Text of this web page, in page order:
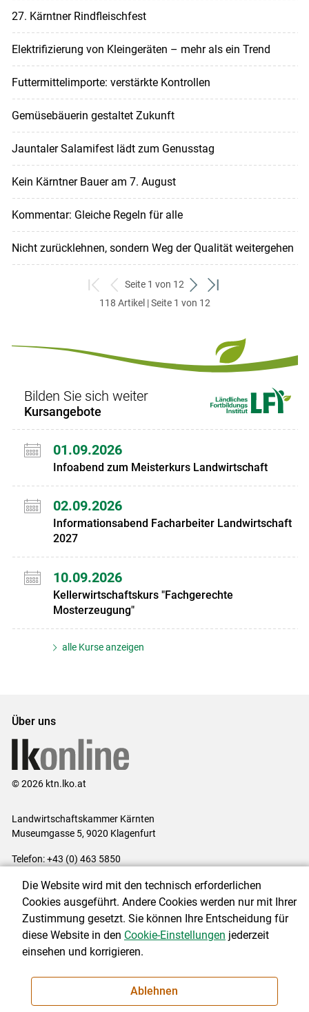
27. Kärntner Rindfleischfest
Elektrifizierung von Kleingeräten – mehr als ein Trend
Futtermittelimporte: verstärkte Kontrollen
Gemüsebäuerin gestaltet Zukunft
Jauntaler Salamifest lädt zum Genusstag
Kein Kärntner Bauer am 7. August
Kommentar: Gleiche Regeln für alle
Nicht zurücklehnen, sondern Weg der Qualität weitergehen
zum
ersten
zurück
zum
Seite 1 von 12
weiter
zum
zum
118 Artikel | Seite 1 von 12
Bilden Sie sich weiter
Kursangebote
01.09.2026
Infoabend zum Meisterkurs Landwirtschaft
02.09.2026
Informationsabend Facharbeiter Landwirtschaft
2027
10.09.2026
Kellerwirtschaftskurs "Fachgerechte
Mosterzeugung"
alle Kurse anzeigen
Über uns
© 2026 ktn.lko.at
Landwirtschaftskammer Kärnten
Museumgasse 5, 9020 Klagenfurt
Telefon: +43 (0) 463 5850
Impressum|Kontakt|Datenschutzerklärung|Barrierefreiheit|
Cookie-Einstellungen
NEWSLETTER
Die Website wird mit den technisch erforderlichen
Cookies ausgeführt. Andere Cookies werden nur mit Ihrer
Zustimmung gesetzt. Sie können Ihre Entscheidung für
diese Website in den Cookie-Einstellungen jederzeit
einsehen und korrigieren.
Ablehnen